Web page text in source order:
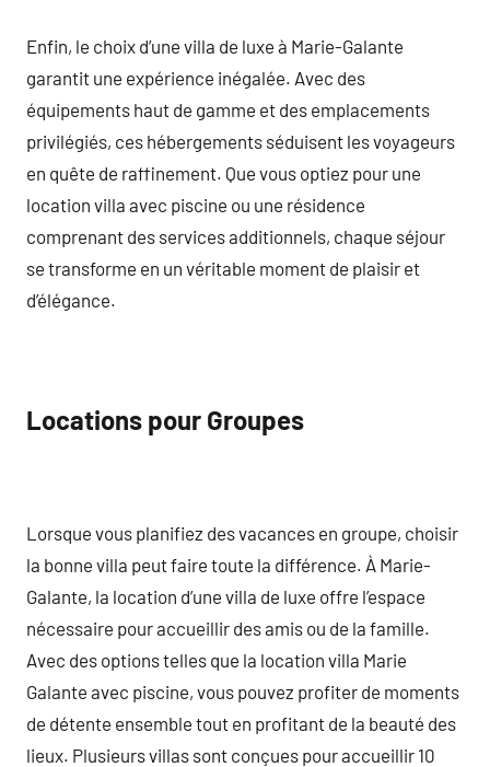
Enfin, le choix d’une villa de luxe à Marie-Galante
garantit une expérience inégalée. Avec des
équipements haut de gamme et des emplacements
privilégiés, ces hébergements séduisent les voyageurs
en quête de raffinement. Que vous optiez pour une
location villa avec piscine ou une résidence
comprenant des services additionnels, chaque séjour
se transforme en un véritable moment de plaisir et
d’élégance.
Locations pour Groupes
Lorsque vous planifiez des vacances en groupe, choisir
la bonne villa peut faire toute la différence. À Marie-
Galante, la location d’une villa de luxe offre l’espace
nécessaire pour accueillir des amis ou de la famille.
Avec des options telles que la location villa Marie
Galante avec piscine, vous pouvez profiter de moments
de détente ensemble tout en profitant de la beauté des
lieux. Plusieurs villas sont conçues pour accueillir 10